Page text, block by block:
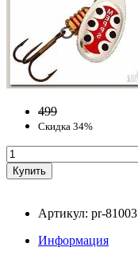
499
Скидка 34%
Артикул: pr-81003
Информация